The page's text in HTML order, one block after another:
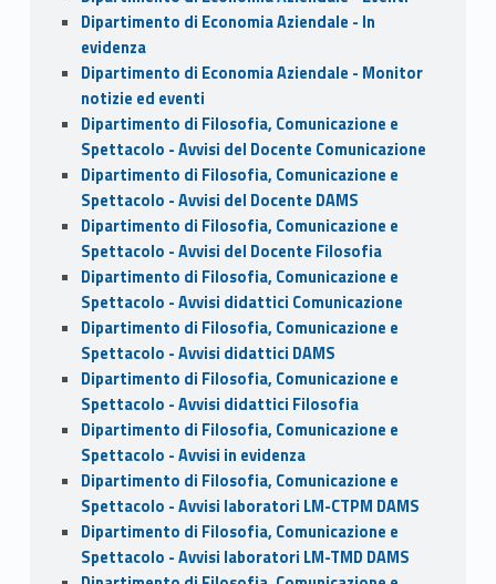
Dipartimento di Economia Aziendale - In
evidenza
Dipartimento di Economia Aziendale - Monitor
notizie ed eventi
Dipartimento di Filosofia, Comunicazione e
Spettacolo - Avvisi del Docente Comunicazione
Dipartimento di Filosofia, Comunicazione e
Spettacolo - Avvisi del Docente DAMS
Dipartimento di Filosofia, Comunicazione e
Spettacolo - Avvisi del Docente Filosofia
Dipartimento di Filosofia, Comunicazione e
Spettacolo - Avvisi didattici Comunicazione
Dipartimento di Filosofia, Comunicazione e
Spettacolo - Avvisi didattici DAMS
Dipartimento di Filosofia, Comunicazione e
Spettacolo - Avvisi didattici Filosofia
Dipartimento di Filosofia, Comunicazione e
Spettacolo - Avvisi in evidenza
Dipartimento di Filosofia, Comunicazione e
Spettacolo - Avvisi laboratori LM-CTPM DAMS
Dipartimento di Filosofia, Comunicazione e
Spettacolo - Avvisi laboratori LM-TMD DAMS